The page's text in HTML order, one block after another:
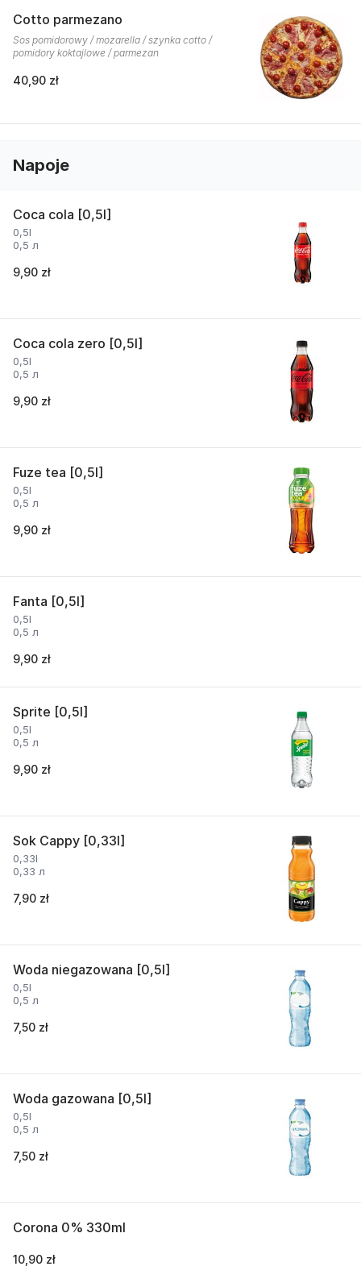
Cotto parmezano
Sos pomidorowy / mozarella / szynka cotto /
pomidory koktajlowe / parmezan
40,90 zł
Napoje
Coca cola [0,5l]
0,5l
0,5 л
9,90 zł
Coca cola zero [0,5l]
0,5l
0,5 л
9,90 zł
Fuze tea [0,5l]
0,5l
0,5 л
9,90 zł
Fanta [0,5l]
0,5l
0,5 л
9,90 zł
Sprite [0,5l]
0,5l
0,5 л
9,90 zł
Sok Cappy [0,33l]
0,33l
0,33 л
7,90 zł
Woda niegazowana [0,5l]
0,5l
0,5 л
7,50 zł
Woda gazowana [0,5l]
0,5l
0,5 л
7,50 zł
Corona 0% 330ml
10,90 zł